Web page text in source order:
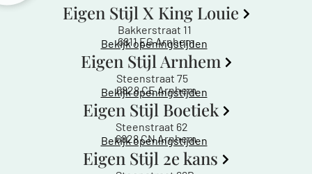
Eigen Stijl X King Louie
Bakkerstraat 11
6811 EG Arnhem
Bekijk openingstijden
Eigen Stijl Arnhem
Steenstraat 75
6828 CE Arnhem
Bekijk openingstijden
Eigen Stijl Boetiek
Steenstraat 62
6828 CN Arnhem
Bekijk openingstijden
Eigen Stijl 2e kans